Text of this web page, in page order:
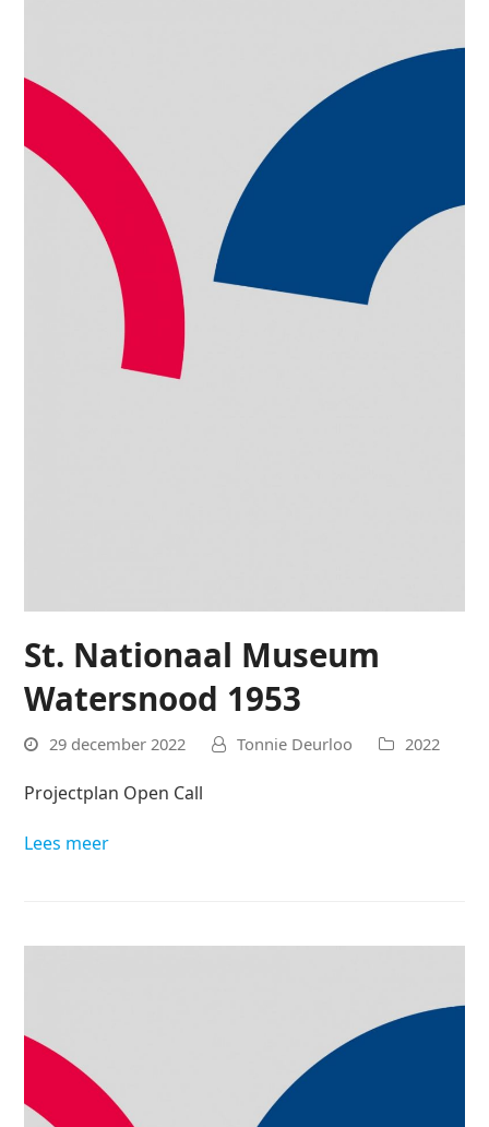
St. Nationaal Museum
Watersnood 1953
29 december 2022 Tonnie Deurloo 2022
Projectplan Open Call
Lees meer